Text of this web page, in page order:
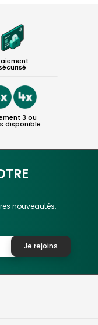
3 ou
disponible
nouveautés,
Je rejoins